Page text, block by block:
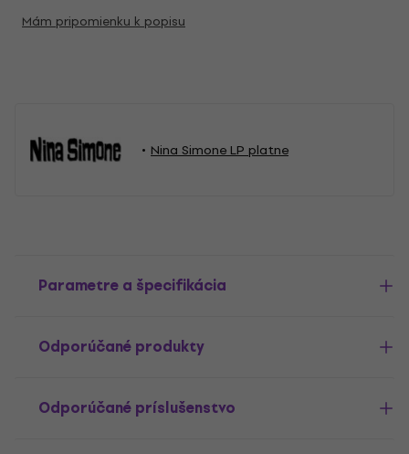
Mám pripomienku k popisu
Nina Simone LP platne
Parametre a špecifikácia
Odporúčané produkty
Odporúčané príslušenstvo